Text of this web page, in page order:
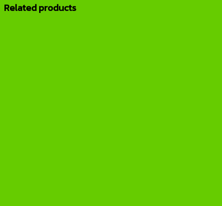
Related products